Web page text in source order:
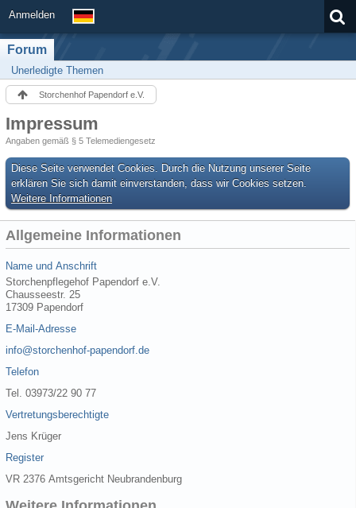
Anmelden
Forum
Unerledigte Themen
Storchenhof Papendorf e.V.
Impressum
Angaben gemäß § 5 Telemediengesetz
Diese Seite verwendet Cookies. Durch die Nutzung unserer Seite
erklären Sie sich damit einverstanden, dass wir Cookies setzen.
Weitere Informationen
Allgemeine Informationen
Name und Anschrift
Storchenpflegehof Papendorf e.V.
Chausseestr. 25
17309 Papendorf
E-Mail-Adresse
info@storchenhof-papendorf.de
Telefon
Tel. 03973/22 90 77
Vertretungsberechtigte
Jens Krüger
Register
VR 2376 Amtsgericht Neubrandenburg